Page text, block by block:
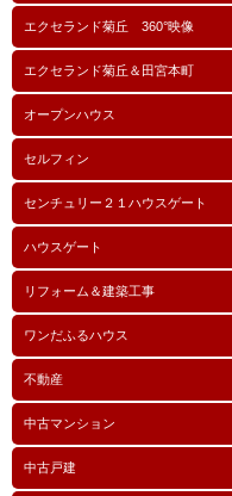
エクセランド菊丘 360°映像
エクセランド菊丘＆田宮本町
オープンハウス
セルフィン
センチュリー２１ハウスゲート
ハウスゲート
リフォーム＆建築工事
ワンだふるハウス
不動産
中古マンション
中古戸建